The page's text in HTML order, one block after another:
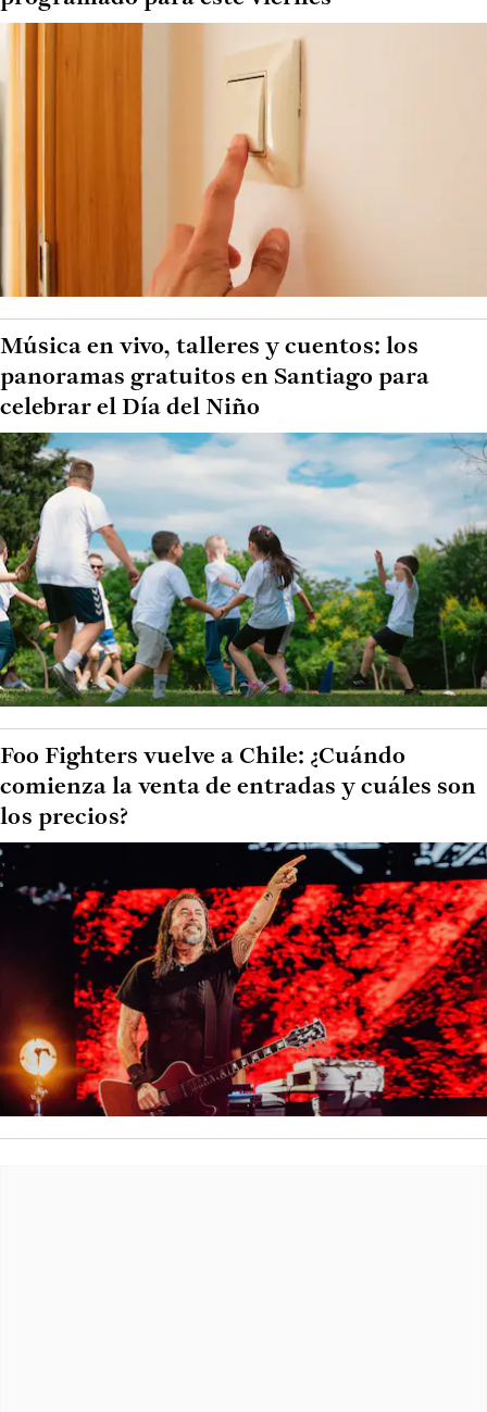
Música en vivo, talleres y cuentos: los
panoramas gratuitos en Santiago para
celebrar el Día del Niño
Foo Fighters vuelve a Chile: ¿Cuándo
comienza la venta de entradas y cuáles son
los precios?